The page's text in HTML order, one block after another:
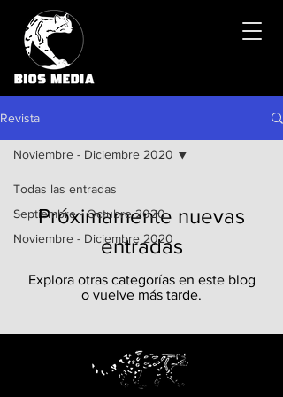
Revista
Todas las entradas
Septiembre - Octubre 2020
Noviembre - Diciembre 2020
Noviembre - Diciembre 2020
Próximamente nuevas
entradas
Explora otras categorías en este blog
o vuelve más tarde.